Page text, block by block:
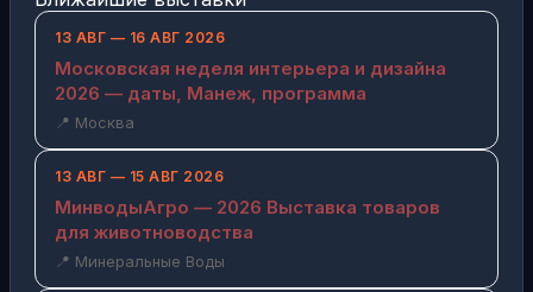
13 АВГ — 16 АВГ 2026
Московская неделя интерьера и дизайна
2026 — даты, Манеж, программа
📍 Москва
13 АВГ — 15 АВГ 2026
МинводыАгро — 2026 Выставка товаров
для животноводства
📍 Минеральные Воды